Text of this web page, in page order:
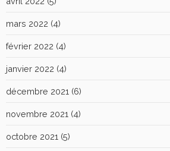
mars 2022 (4)
février 2022 (4)
janvier 2022 (4)
décembre 2021 (6)
novembre 2021 (4)
octobre 2021 (5)